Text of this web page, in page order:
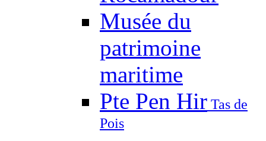
Musée du
patrimoine
maritime
Pte Pen Hir Tas de
Pois